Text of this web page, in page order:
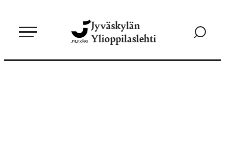
sisältöön
Jyväskylän
Ylioppilaslehti
Siirry